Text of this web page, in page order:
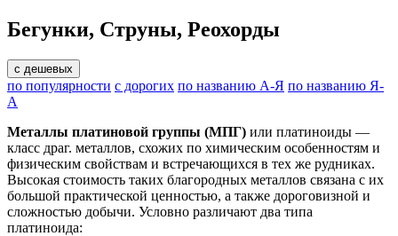
Бегунки, Струны, Реохорды
с дешевых
по популярности с дорогих по названию А-Я по названию Я-
А
Металлы платиновой группы (МПГ) или платиноиды —
класс драг. металлов, схожих по химическим особенностям и
физическим свойствам и встречающихся в тех же рудниках.
Высокая стоимость таких благородных металлов связана с их
большой практической ценностью, а также дороговизной и
сложностью добычи. Условно различают два типа
платиноида: